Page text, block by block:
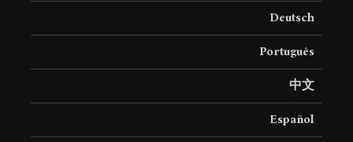
Deutsch
Português
中文
Español